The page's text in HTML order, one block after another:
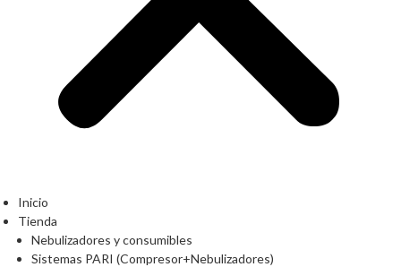
Inicio
Tienda
Nebulizadores y consumibles
Sistemas PARI (Compresor+Nebulizadores)